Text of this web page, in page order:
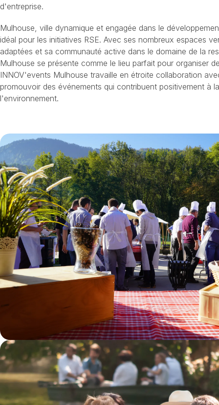
d'entreprise.
Mulhouse, ville dynamique et engagée dans le
idéal pour les initiatives RSE. Avec ses nombreux espaces
adaptées et sa communauté active dans le domaine de la
Mulhouse se présente comme le lieu parfait pour organiser
INNOV'events Mulhouse travaille en étroite collaboration
promouvoir des événements qui contribuent positivement à
l'environnement.